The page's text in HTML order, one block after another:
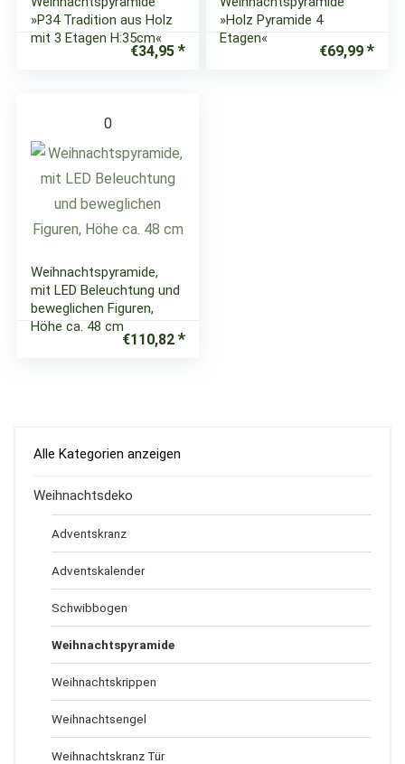
»P34 Tradition aus Holz
mit 3 Etagen H:35cm«
€34,95
»Holz Pyramide 4
Etagen«
€69,99
0
Weihnachtspyramide,
mit LED Beleuchtung und
beweglichen Figuren,
Höhe ca. 48 cm
€110,82
Alle Kategorien anzeigen
Weihnachtsdeko
Adventskranz
Adventskalender
Schwibbogen
Weihnachtspyramide
Weihnachtskrippen
Weihnachtsengel
Weihnachtskranz Tür